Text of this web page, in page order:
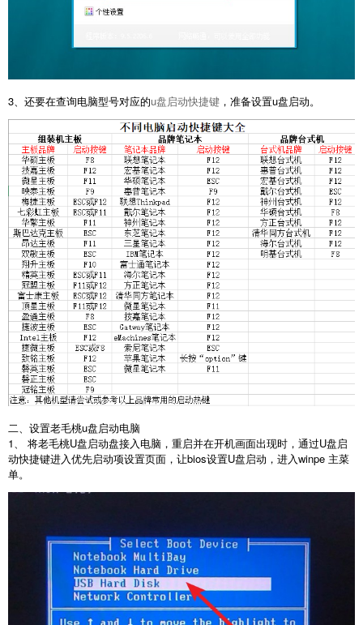
3、还要在查询电脑型号对应的u盘启动快捷键 ，准备设置u盘启动。
二、设置老毛桃u盘启动电脑
1、 将老毛桃U盘启动盘接入电脑，重启并在开机画面出现时，通过U盘启
动快捷键进入优先启动项设置页面，让bios设置U盘启动，进入winpe 主菜
单。